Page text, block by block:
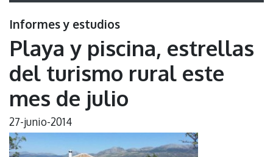
Informes y estudios
Playa y piscina, estrellas
del turismo rural este
mes de julio
27-junio-2014